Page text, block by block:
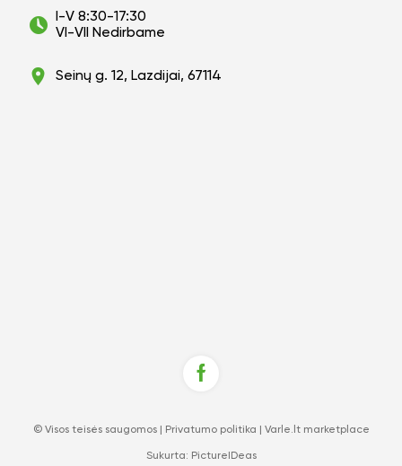
I-V 8:30-17:30
VI-VII Nedirbame
Seinų g. 12, Lazdijai, 67114
© Visos teisės saugomos | Privatumo politika Varle.lt marketplace
Sukurta: PictureIDeas